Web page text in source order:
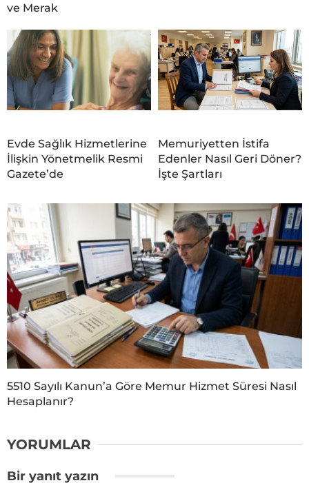
ve Merak
Evde Sağlık Hizmetlerine
İlişkin Yönetmelik Resmi
Gazete’de
Memuriyetten İstifa
Edenler Nasıl Geri Döner?
İşte Şartları
5510 Sayılı Kanun’a Göre Memur Hizmet Süresi Nasıl
Hesaplanır?
YORUMLAR
Bir yanıt yazın